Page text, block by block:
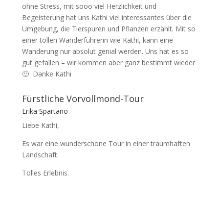
ohne Stress, mit sooo viel Herzlichkeit und
Begeisterung hat uns Kathi viel interessantes über die
Umgebung, die Tierspuren und Pflanzen erzählt. Mit so
einer tollen Wanderführerin wie Kathi, kann eine
Wanderung nur absolut genial werden. Uns hat es so
gut gefallen – wir kommen aber ganz bestimmt wieder
🙂 Danke Kathi
Fürstliche Vorvollmond-Tour
Erika Spartano
Liebe Kathi,
Es war eine wunderschöne Tour in einer traumhaften
Landschaft.
Tolles Erlebnis.